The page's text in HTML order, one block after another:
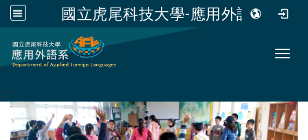
國立虎尾科技大學-應用外語系
跳到主要內容
:::